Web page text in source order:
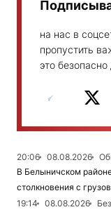
на нас в
пропустить
это
20:06 08.08.2026
В Белыничском
столкновения с
19:14
08.08.2026